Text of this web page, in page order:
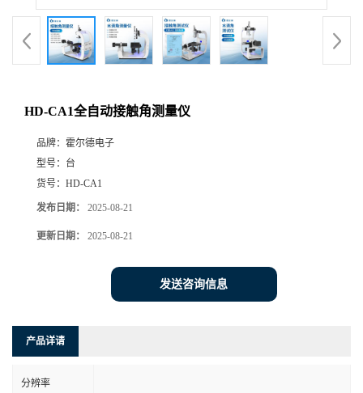
HD-CA1全自动接触角测量仪
品牌： 霍尔德电子
型号： 台
货号： HD-CA1
发布日期： 2025-08-21
更新日期： 2025-08-21
发送咨询信息
产品详请
分辨率